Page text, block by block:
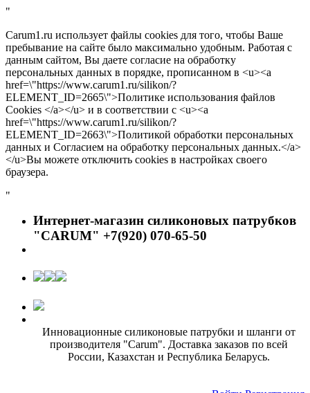
"
Carum1.ru использует файлы cookies для того, чтобы Ваше
пребывание на сайте было максимально удобным. Работая с
данным сайтом, Вы даете согласие на обработку
персональных данных в порядке, прописанном в <u><a
href=\"https://www.carum1.ru/silikon/?
ELEMENT_ID=2665\">Политике использования файлов
Cookies </a></u> и в соответствии с <u><a
href=\"https://www.carum1.ru/silikon/?
ELEMENT_ID=2663\">Политикой обработки персональных
данных и Согласием на обработку персональных данных.</a>
</u>Вы можете отключить cookies в настройках своего
браузера.
"
Интернет-магазин силиконовых патрубков
"CARUM" +7(920) 070-65-50
Инновационные силиконовые патрубки и шланги от
производителя "Carum". Доставка заказов по всей
России, Казахстан и Республика Беларусь.